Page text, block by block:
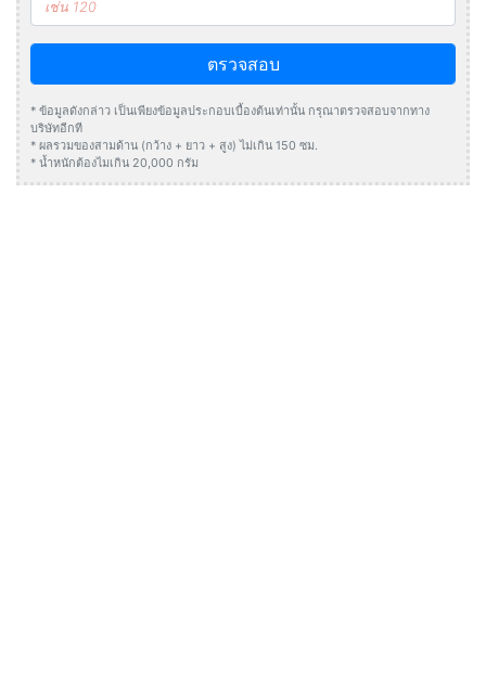
ตรวจสอบ
* ข้อมูลดังกล่าว เป็นเพียงข้อมูลประกอบเบื้องต้นเท่านั้น กรุณาตรวจสอบจากทาง
บริษัทอีกที
* ผลรวมของสามด้าน (กว้าง + ยาว + สูง) ไม่เกิน 150 ซม.
* น้ำหนักต้องไมเกิน 20,000 กรัม